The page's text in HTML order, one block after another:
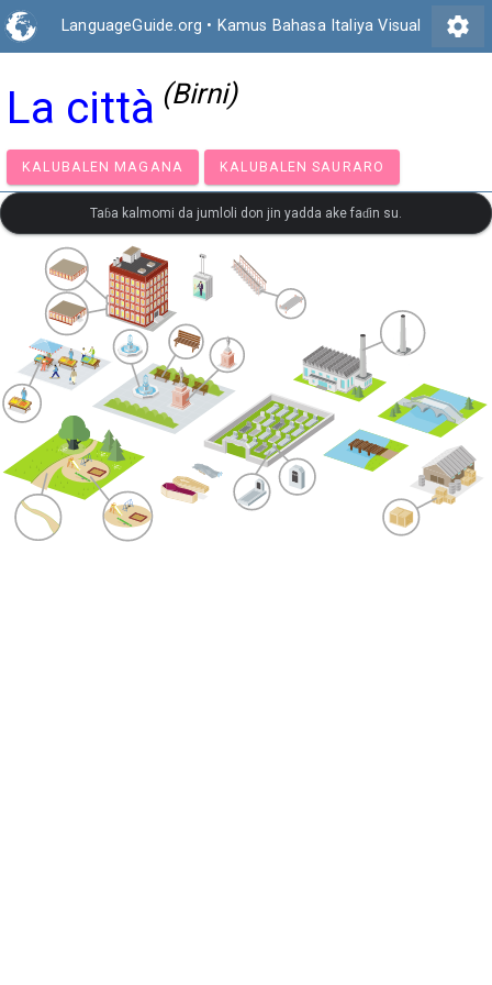
LanguageGuide.org • Kamus Bahasa Italiya Visual settings
La città (Birni)
KALUBALEN MAGANA KALUBALEN SAURARO
Taɓa kalmomi da jumloli don jin yadda ake faɗin su.